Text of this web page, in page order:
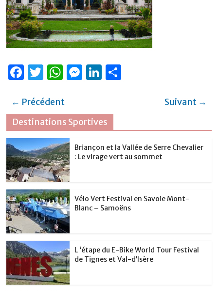
F
c
e
b
o
o
k
T
it
te
r
W
at
s
A
p
p
M
e
n
g
Li
e
dI
n
er
← Précédent
Suivant →
Destinations Sportives
Briançon et la Vallée de Serre Chevalier
: Le virage vert au sommet
Vélo Vert Festival en Savoie Mont-
Blanc – Samoëns
L ‘étape du E-Bike World Tour Festival
de Tignes et Val-d’Isère